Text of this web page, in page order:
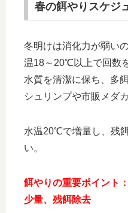
春の餌やりスケジ
冬明けは消化力が弱い
温18～20℃以上で回数
水質を清潔に保ち、多
シュリンプや市販メダ
水温20℃で増量し、残
い。
餌やりの重要ポイント
少量、残餌除去